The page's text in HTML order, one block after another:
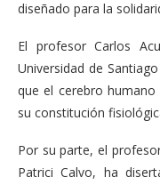
diseñado para la
El profesor Carlos
Universidad de
que el cerebro
su constitución
Por su parte, el
Patrici Calvo, ha